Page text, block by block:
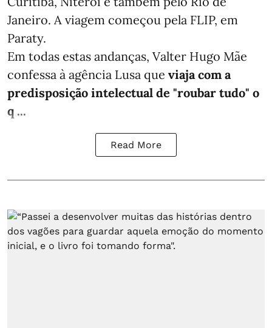
Janeiro. A viagem começou pela FLIP, em
Paraty.
Em todas estas andanças, Valter Hugo Mãe
confessa à agência Lusa que viaja com a
predisposição intelectual de "roubar tudo" o
q ...
Read More